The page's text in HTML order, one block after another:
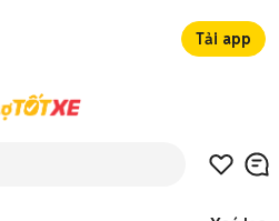
Tải app